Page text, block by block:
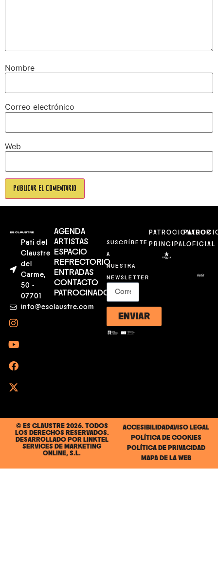
Nombre
Correo electrónico
Web
Pati del
Claustre
del
Carme,
50 -
07701
info@esclaustre.com
AGENDA
ARTISTAS
ESPACIO
REFRECTORIO
ENTRADAS
CONTACTO
PATROCINADORES
SUSCRÍBETE
A
NUESTRA
NEWSLETTER
ENVIAR
PATROCIONADOR
PRINCIPALOFICIAL
© ES CLAUSTRE 2026. TODOS
LOS DERECHOS RESERVADOS.
DESARROLLADO POR LINKTEL
SERVICES DE MARKETING
ONLINE, S.L.
ACCESIBILIDADAVISO LEGAL
POLÍTICA DE COOKIES
POLÍTICA DE PRIVACIDAD
MAPA DE LA WEB